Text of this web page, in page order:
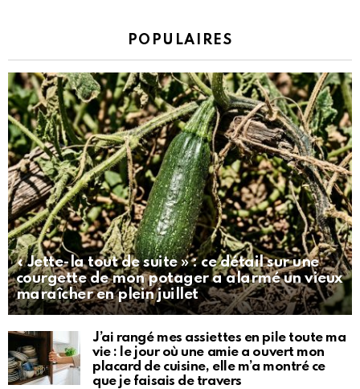
POPULAIRES
« Jette-la tout de suite » : ce détail sur une
courgette de mon potager a alarmé un vieux
maraîcher en plein juillet
J’ai rangé mes assiettes en pile toute ma
vie : le jour où une amie a ouvert mon
placard de cuisine, elle m’a montré ce
que je faisais de travers